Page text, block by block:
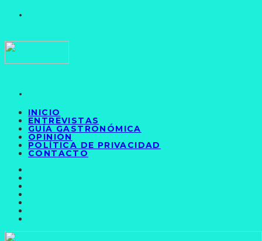
INICIO
ENTREVISTAS
GUÍA GASTRONÓMICA
OPINIÓN
POLÍTICA DE PRIVACIDAD
CONTACTO